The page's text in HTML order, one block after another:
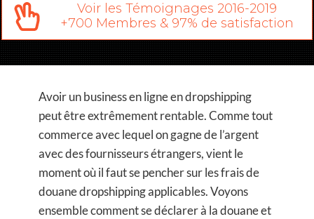
Voir les Témoignages 2016-2019
+700 Membres & 97% de satisfaction
Avoir un business en ligne en dropshipping
peut être extrêmement rentable. Comme tout
commerce avec lequel on gagne de l’argent
avec des fournisseurs étrangers, vient le
moment où il faut se pencher sur les frais de
douane dropshipping applicables. Voyons
ensemble comment se déclarer à la douane et